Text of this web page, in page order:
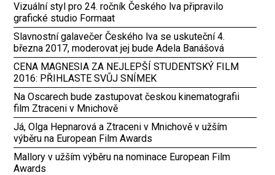
Vizuální styl pro 24. ročník Českého lva připravilo
grafické studio Formaat
Slavnostní galavečer Českého lva se uskuteční 4.
března 2017, moderovat jej bude Adela Banášová
CENA MAGNESIA ZA NEJLEPŠÍ STUDENTSKÝ FILM
2016: PŘIHLASTE SVŮJ SNÍMEK
Na Oscarech bude zastupovat českou kinematografii
film Ztraceni v Mnichově
Já, Olga Hepnarová a Ztraceni v Mnichově v užším
výběru na European Film Awards
Mallory v užším výběru na nominace European Film
Awards